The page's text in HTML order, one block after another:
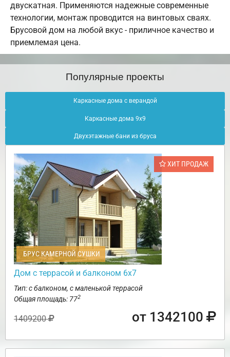
двускатная. Применяются надежные современные
технологии, монтаж проводится на винтовых сваях.
Брусовой дом на любой вкус - приличное качество и
приемлемая цена.
Популярные проекты
Каркасные дома с верандой
Каркасные дома 9х9
Двухэтажные бани из бруса
ХИТ ПРОДАЖ
БРУС КАМЕРНОЙ СУШКИ
Дом с террасой и балконом 6х7
Тип: с балконом, с маленькой террасой
Общая площадь: 772
1409200 от 1342100